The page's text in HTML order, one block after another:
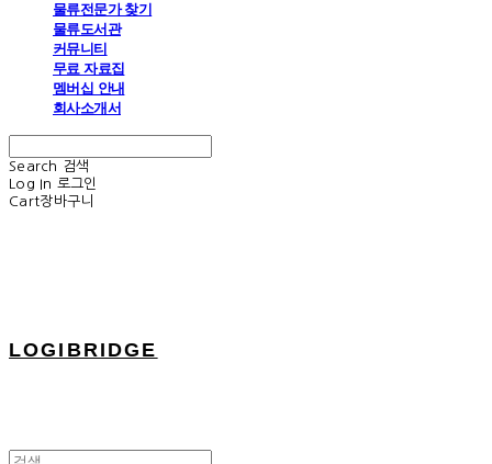
물류전문가 찾기
물류도서관
커뮤니티
무료 자료집
멤버십 안내
회사소개서
Search
검색
Log In 로그인
Cart장바구니
LOGIBRIDGE